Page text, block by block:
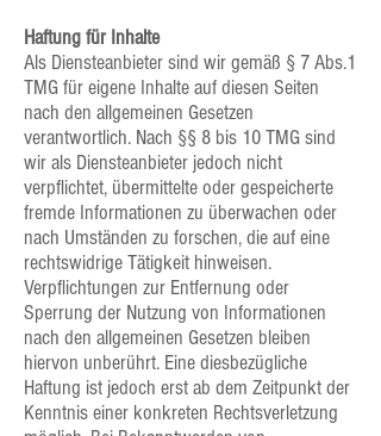
Haftung für Inhalte
Als Diensteanbieter sind wir gemäß § 7 Abs.1
TMG für eigene Inhalte auf diesen Seiten
nach den allgemeinen Gesetzen
verantwortlich. Nach §§ 8 bis 10 TMG sind
wir als Diensteanbieter jedoch nicht
verpflichtet, übermittelte oder gespeicherte
fremde Informationen zu überwachen oder
nach Umständen zu forschen, die auf eine
rechtswidrige Tätigkeit hinweisen.
Verpflichtungen zur Entfernung oder
Sperrung der Nutzung von Informationen
nach den allgemeinen Gesetzen bleiben
hiervon unberührt. Eine diesbezügliche
Haftung ist jedoch erst ab dem Zeitpunkt der
Kenntnis einer konkreten Rechtsverletzung